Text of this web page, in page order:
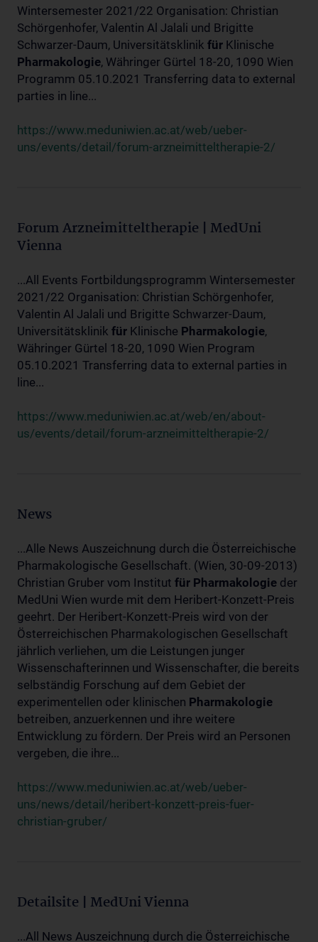
Wintersemester 2021/22 Organisation: Christian
Schörgenhofer, Valentin Al Jalali und Brigitte
Schwarzer-Daum, Universitätsklinik für Klinische
Pharmakologie, Währinger Gürtel 18-20, 1090 Wien
Programm 05.10.2021 Transferring data to external
parties in line...
https://www.meduniwien.ac.at/web/ueber-
uns/events/detail/forum-arzneimitteltherapie-2/
Forum Arzneimitteltherapie | MedUni
Vienna
...All Events Fortbildungsprogramm Wintersemester
2021/22 Organisation: Christian Schörgenhofer,
Valentin Al Jalali und Brigitte Schwarzer-Daum,
Universitätsklinik für Klinische Pharmakologie,
Währinger Gürtel 18-20, 1090 Wien Program
05.10.2021 Transferring data to external parties in
line...
https://www.meduniwien.ac.at/web/en/about-
us/events/detail/forum-arzneimitteltherapie-2/
News
...Alle News Auszeichnung durch die Österreichische
Pharmakologische Gesellschaft. (Wien, 30-09-2013)
Christian Gruber vom Institut für Pharmakologie der
MedUni Wien wurde mit dem Heribert-Konzett-Preis
geehrt. Der Heribert-Konzett-Preis wird von der
Österreichischen Pharmakologischen Gesellschaft
jährlich verliehen, um die Leistungen junger
Wissenschafterinnen und Wissenschafter, die bereits
selbständig Forschung auf dem Gebiet der
experimentellen oder klinischen Pharmakologie
betreiben, anzuerkennen und ihre weitere
Entwicklung zu fördern. Der Preis wird an Personen
vergeben, die ihre...
https://www.meduniwien.ac.at/web/ueber-
uns/news/detail/heribert-konzett-preis-fuer-
christian-gruber/
Detailsite | MedUni Vienna
...All News Auszeichnung durch die Österreichische